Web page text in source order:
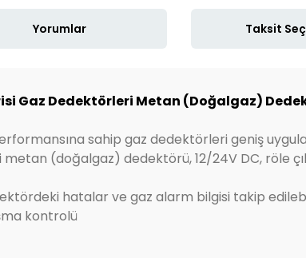
Yorumlar Taksit
Gaz Dedektörleri Metan (Doğalgaz)
sahip gaz dedektörleri geniş
(doğalgaz) dedektörü, 12/24V DC, röle
hatalar ve gaz alarm bilgisi takip
kontrolü